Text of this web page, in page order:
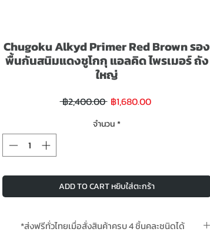
Chugoku Alkyd Primer Red Brown รอง
พื้นกันสนิมแดงชูโกกุ แอลคิด ไพรเมอร์ ถัง
ใหญ่
฿2,400.00 ราคา
฿1,680.00ราคา
จำนวน*
ADD TO CART หยิบใส่ตะกร้า
*ส่งฟรีทั่วไทยเมื่อสั่งสินค้าครบ 4 ชิ้นคละชนิดได้